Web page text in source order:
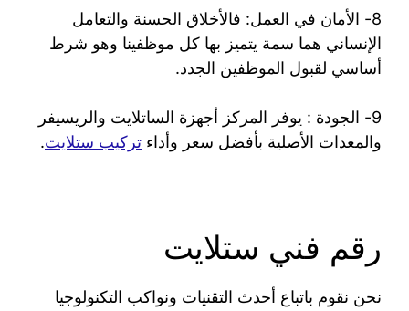
8- الأمان في العمل: فالأخلاق الحسنة والتعامل
الإنساني هما سمة يتميز بها كل موظفينا وهو شرط
أساسي لقبول الموظفين الجدد.
9- الجودة : يوفر المركز أجهزة الساتلايت والريسيفر
والمعدات الأصلية بأفضل سعر وأداء تركيب ستلايت.
رقم فني ستلايت
نحن نقوم باتباع أحدث التقنيات ونواكب التكنولوجيا